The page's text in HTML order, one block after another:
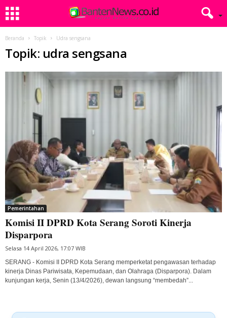
Beranda Topik Udra sengsana
Topik: udra sengsana
Pemerintahan
Komisi II DPRD Kota Serang Soroti Kinerja
Disparpora
Selasa 14 April 2026, 17:07 WIB
SERANG - Komisi II DPRD Kota Serang memperketat pengawasan terhadap
kinerja Dinas Pariwisata, Kepemudaan, dan Olahraga (Disparpora). Dalam
kunjungan kerja, Senin (13/4/2026), dewan langsung “membedah”...